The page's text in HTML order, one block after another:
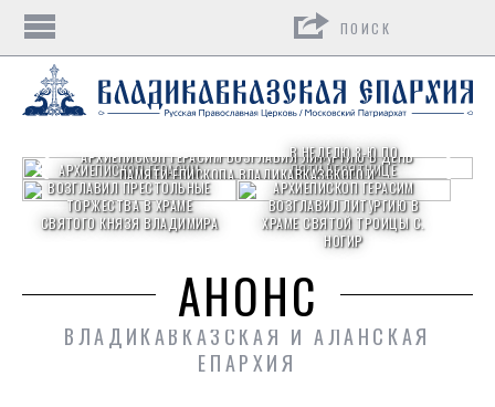
АРХИЕПИСКОП ГЕРАСИМ ВОЗГЛАВИЛ ЛИТУРГИЮ В ДЕНЬ
ПАМЯТИ ЕПИСКОПА ВЛАДИКАВКАЗСКОГО И
МОЗДОКСКОГО ИОСИФА (ЧЕПИГОВСКОГО)
АРХИЕПИСКОП ГЕРАСИМ
ВОЗГЛАВИЛ ПРЕСТОЛЬНЫЕ
ТОРЖЕСТВА В ХРАМЕ
СВЯТОГО КНЯЗЯ ВЛАДИМИРА
В НЕДЕЛЮ 8-Ю ПО
ПЯТИДЕСЯТНИЦЕ
АРХИЕПИСКОП ГЕРАСИМ
ВОЗГЛАВИЛ ЛИТУРГИЮ В
ХРАМЕ СВЯТОЙ ТРОИЦЫ С.
НОГИР
АНОНС
ВЛАДИКАВКАЗСКАЯ И АЛАНСКАЯ
ЕПАРХИЯ